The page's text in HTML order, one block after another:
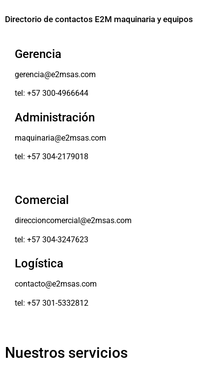
Directorio de contactos E2M maquinaria y equipos
Gerencia
gerencia@e2msas.com
tel: +57 300-4966644
Administración
maquinaria@e2msas.com
tel: +57 304-2179018
Comercial
direccioncomercial@e2msas.com
tel: +57 304-3247623
Logística
contacto@e2msas.com
tel: +57 301-5332812
Nuestros servicios